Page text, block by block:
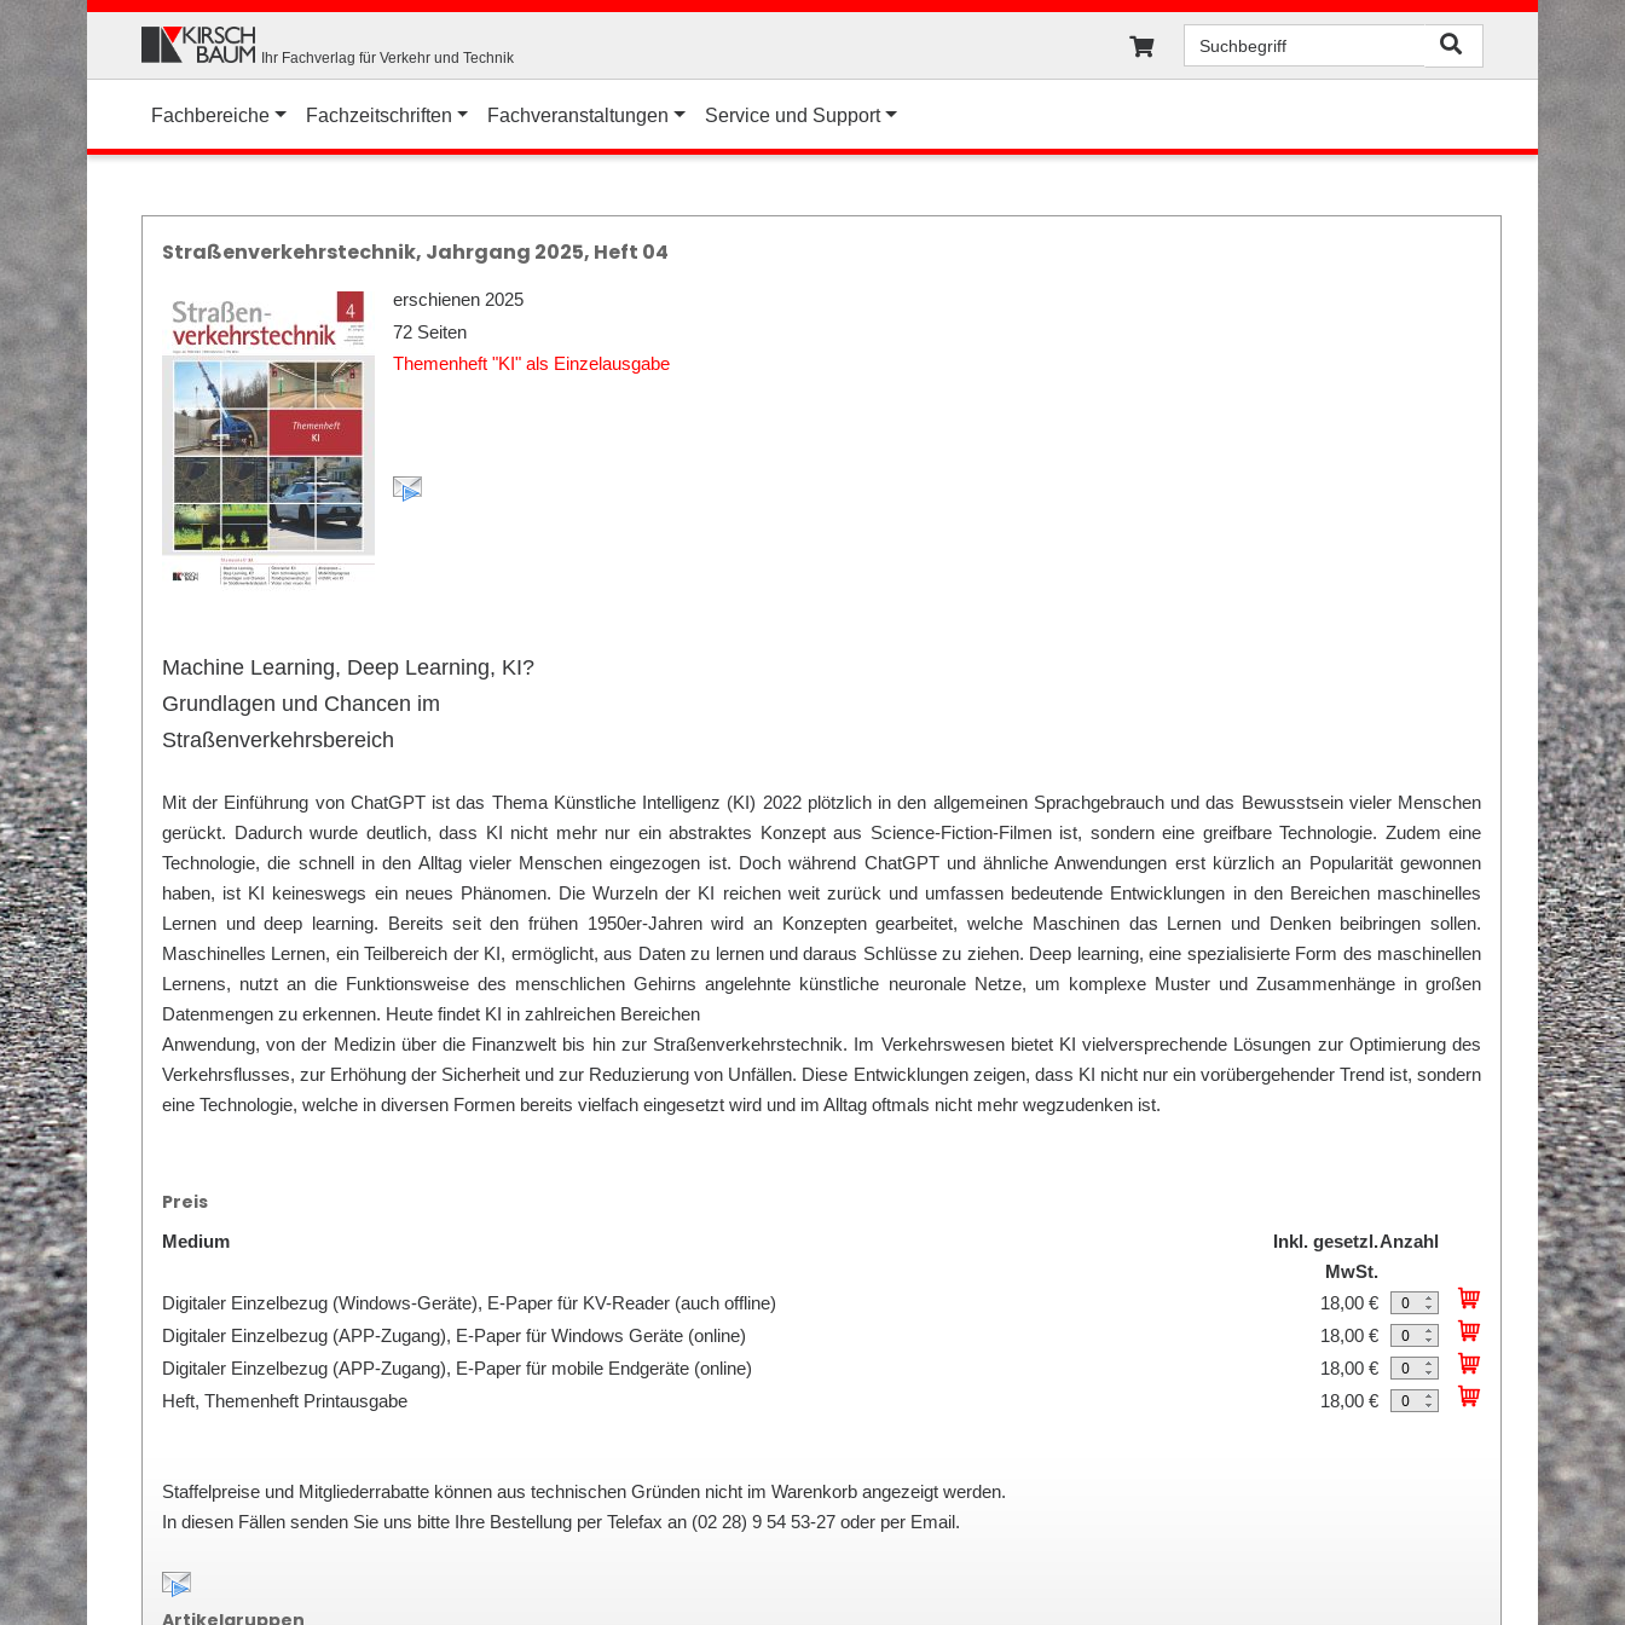
Ihr Fachverlag für Verkehr und Technik
Fachbereiche Fachzeitschriften Fachveranstaltungen Service und Support
Straßenverkehrstechnik, Jahrgang 2025, Heft 04
erschienen 2025
72 Seiten
Themenheft "KI" als Einzelausgabe
Machine Learning, Deep Learning, KI?
Grundlagen und Chancen im
Straßenverkehrsbereich
Mit der Einführung von ChatGPT ist das Thema Künstliche Intelligenz (KI) 2022 plötzlich in den allgemeinen Sprachgebrauch und das Bewusstsein vieler Menschen
gerückt. Dadurch wurde deutlich, dass KI nicht mehr nur ein abstraktes Konzept aus Science-Fiction-Filmen ist, sondern eine greifbare Technologie. Zudem eine
Technologie, die schnell in den Alltag vieler Menschen eingezogen ist. Doch während ChatGPT und ähnliche Anwendungen erst kürzlich an Popularität gewonnen
haben, ist KI keineswegs ein neues Phänomen. Die Wurzeln der KI reichen weit zurück und umfassen bedeutende Entwicklungen in den Bereichen maschinelles
Lernen und deep learning. Bereits seit den frühen 1950er-Jahren wird an Konzepten gearbeitet, welche Maschinen das Lernen und Denken beibringen sollen.
Maschinelles Lernen, ein Teilbereich der KI, ermöglicht, aus Daten zu lernen und daraus Schlüsse zu ziehen. Deep learning, eine spezialisierte Form des maschinellen
Lernens, nutzt an die Funktionsweise des menschlichen Gehirns angelehnte künstliche neuronale Netze, um komplexe Muster und Zusammenhänge in großen
Datenmengen zu erkennen. Heute findet KI in zahlreichen Bereichen
Anwendung, von der Medizin über die Finanzwelt bis hin zur Straßenverkehrstechnik. Im Verkehrswesen bietet KI vielversprechende Lösungen zur Optimierung des
Verkehrsflusses, zur Erhöhung der Sicherheit und zur Reduzierung von Unfällen. Diese Entwicklungen zeigen, dass KI nicht nur ein vorübergehender Trend ist, sondern
eine Technologie, welche in diversen Formen bereits vielfach eingesetzt wird und im Alltag oftmals nicht mehr wegzudenken ist.
Preis
Medium
Inkl. gesetzl.
MwSt.
Anzahl
Digitaler Einzelbezug (Windows-Geräte), E-Paper für KV-Reader (auch offline)
18,00 €
Digitaler Einzelbezug (APP-Zugang), E-Paper für Windows Geräte (online)
18,00 €
Digitaler Einzelbezug (APP-Zugang), E-Paper für mobile Endgeräte (online)
18,00 €
Heft, Themenheft Printausgabe
18,00 €
Staffelpreise und Mitgliederrabatte können aus technischen Gründen nicht im Warenkorb angezeigt werden.
In diesen Fällen senden Sie uns bitte Ihre Bestellung per Telefax an (02 28) 9 54 53-27 oder per Email.